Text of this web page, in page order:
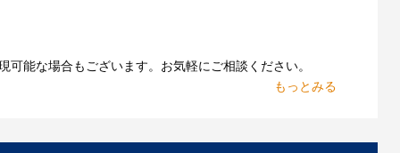
能な場合もございます。お気軽にご相談ください。